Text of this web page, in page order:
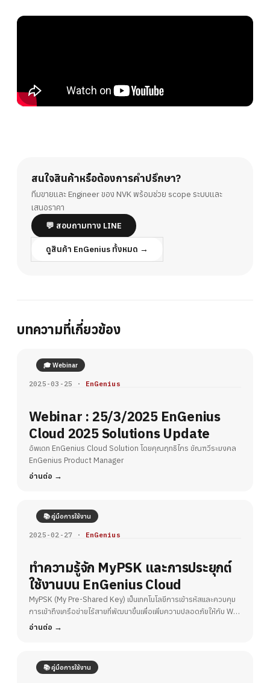
สนใจสินค้าหรือต้องการคำปรึกษา?
ทีมขายและ Engineer ของ NVK พร้อมช่วย scope ระบบและ
เสนอราคา
💬 สอบถามทาง LINE
ดูสินค้า EnGenius ทั้งหมด →
บทความที่เกี่ยวข้อง
🎓 Webinar
2025-03-25 · EnGenius
Webinar : 25/3/2025 EnGenius
Cloud 2025 Solutions Update
อัพเดท EnGenius Cloud Solution โดยคุณฤทธิไกร ขัณฑวีระมงคล
EnGenius Product Manager
อ่านต่อ
📚 คู่มือการใช้งาน
2025-02-27 · EnGenius
ทำความรู้จัก MyPSK และการประยุกต์
ใช้งานบน EnGenius Cloud
MyPSK (My Pre-Shared Key) เป็นเทคโนโลยีการเข้ารหัสและควบคุม
การเข้าถึงเครือข่ายไร้สายที่พัฒนาขึ้นเพื่อเพิ่มความปลอดภัยให้กับ Wi-
Fi
อ่านต่อ
📚 คู่มือการใช้งาน